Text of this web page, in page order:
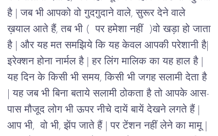
है | जब भी आपको वो गुदगुदाने वाले, सुरूर देने वाले
ख़याल आते हैं, तब भी ( पर हमेशा नहीं )वो खड़ा हो जाता
है
| और यह मत समझिये कि यह केवल आपकी परेशानी है|
इरेक्शन होना नार्मल है | हर लिंग मालिक का यह हाल है |
यह दिन के किसी भी समय, किसी भी जगह सलामी देता है
| यह जब भी बिना बताये सलामी ठोकता है तो आपके आस-
पास मौजूद लोग भी ऊपर नीचे दायें बायें देखने लगते हैं |
आप भी, वो भी, झेंप जाते हैं | पर टेंशन नहीं लेने का मामू |